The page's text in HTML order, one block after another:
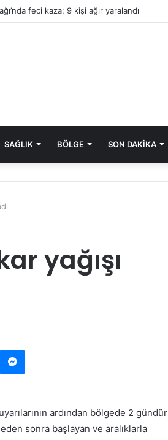
feci kaza: 9 kişi ağır yaralandı
SAĞLIK BÖLGE SON DAKIKA
yağışı
Messenger
ardından bölgede 2 gündür
sonra başlayan ve aralıklarla